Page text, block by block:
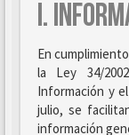
I.
En
la Ley 34/
Información y
julio, se
información